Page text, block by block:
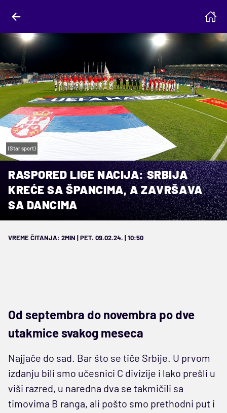
(Star sport)
RASPORED LIGE NACIJA: SRBIJA
KREĆE SA ŠPANCIMA, A ZAVRŠAVA
SA DANCIMA
VREME ČITANJA: 2MIN | PET. 09.02.24. | 10:50
Od septembra do novembra po dve
utakmice svakog meseca
Najjače do sad. Bar što se tiče Srbije. U prvom
izdanju bili smo učesnici C divizije i lako prešli u
viši razred, u naredna dva se takmičili sa
timovima B ranga, ali pošto smo prethodni put i